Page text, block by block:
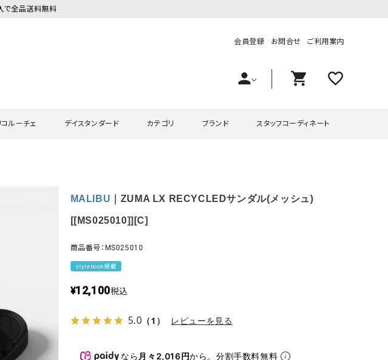
で全品送料無料
会員登録 お問合せ ご利用案内
person shopping_cart favorite_outline
丈
ト
ルーチェ
ロング・マキシ丈
その他スカート
デイスタンダード
カーディガン・ベスト チュニック
その他のパンツ
デニムパンツ
カテゴリ
ワンピース・チュニック
パンツ
グッズ
トップス
ブランド
ラッピンナイン/アンジェリコルーチェ OMEKASI+（オメカシプラス
スタッフコーディネート
MALIBU ｜ZUMA LX RECYCLEDサンダル(メッシュ)
[[MS025010]][C]
商品番号：MS025010
stylebook掲載
¥12,100税込
5.0 （1） レビューを見る
なら 月々2,016円から。分割手数料無料